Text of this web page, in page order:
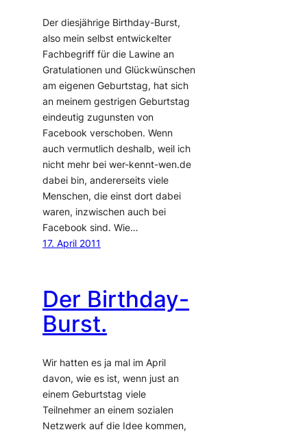
Der diesjährige Birthday-Burst,
also mein selbst entwickelter
Fachbegriff für die Lawine an
Gratulationen und Glückwünschen
am eigenen Geburtstag, hat sich
an meinem gestrigen Geburtstag
eindeutig zugunsten von
Facebook verschoben. Wenn
auch vermutlich deshalb, weil ich
nicht mehr bei wer-kennt-wen.de
dabei bin, andererseits viele
Menschen, die einst dort dabei
waren, inzwischen auch bei
Facebook sind. Wie…
17. April 2011
Der Birthday-
Burst.
Wir hatten es ja mal im April
davon, wie es ist, wenn just an
einem Geburtstag viele
Teilnehmer an einem sozialen
Netzwerk auf die Idee kommen,